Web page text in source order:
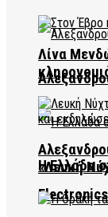
Η Ελλάδα
Electronics
Λίνα
«Λευκή